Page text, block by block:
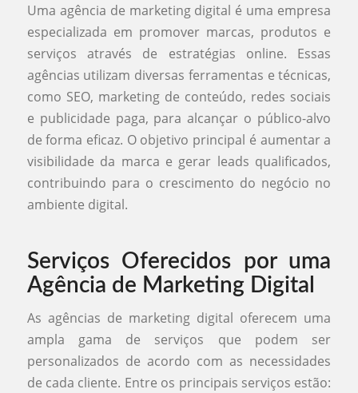
Uma agência de marketing digital é uma empresa
especializada em promover marcas, produtos e
serviços através de estratégias online. Essas
agências utilizam diversas ferramentas e técnicas,
como SEO, marketing de conteúdo, redes sociais
e publicidade paga, para alcançar o público-alvo
de forma eficaz. O objetivo principal é aumentar a
visibilidade da marca e gerar leads qualificados,
contribuindo para o crescimento do negócio no
ambiente digital.
Serviços Oferecidos por uma
Agência de Marketing Digital
As agências de marketing digital oferecem uma
ampla gama de serviços que podem ser
personalizados de acordo com as necessidades
de cada cliente. Entre os principais serviços estão: